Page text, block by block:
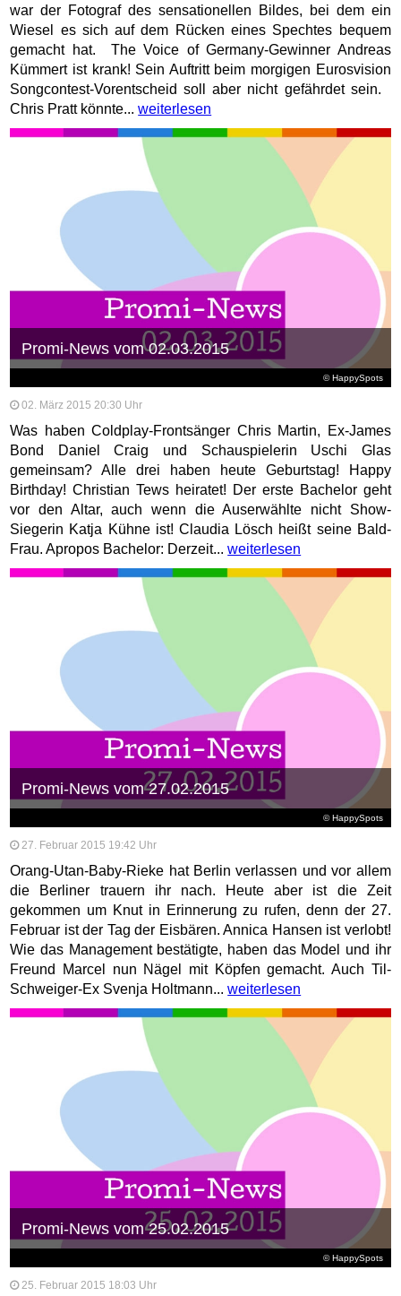
war der Fotograf des sensationellen Bildes, bei dem ein
Wiesel es sich auf dem Rücken eines Spechtes bequem
gemacht hat. The Voice of Germany-Gewinner Andreas
Kümmert ist krank! Sein Auftritt beim morgigen Eurosvision
Songcontest-Vorentscheid soll aber nicht gefährdet sein.
Chris Pratt könnte...weiterlesen
© HappySpots
Promi-News vom 02.03.2015
02. März 2015 20:30 Uhr
Was haben Coldplay-Frontsänger Chris Martin, Ex-James
Bond Daniel Craig und Schauspielerin Uschi Glas
gemeinsam? Alle drei haben heute Geburtstag! Happy
Birthday! Christian Tews heiratet! Der erste Bachelor geht
vor den Altar, auch wenn die Auserwählte nicht Show-
Siegerin Katja Kühne ist! Claudia Lösch heißt seine Bald-
Frau. Apropos Bachelor: Derzeit...weiterlesen
© HappySpots
Promi-News vom 27.02.2015
27. Februar 2015 19:42 Uhr
Orang-Utan-Baby-Rieke hat Berlin verlassen und vor allem
die Berliner trauern ihr nach. Heute aber ist die Zeit
gekommen um Knut in Erinnerung zu rufen, denn der 27.
Februar ist der Tag der Eisbären. Annica Hansen ist verlobt!
Wie das Management bestätigte, haben das Model und ihr
Freund Marcel nun Nägel mit Köpfen gemacht. Auch Til-
Schweiger-Ex Svenja Holtmann...weiterlesen
© HappySpots
Promi-News vom 25.02.2015
25. Februar 2015 18:03 Uhr